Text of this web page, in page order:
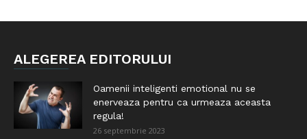
ALEGEREA EDITORULUI
Oamenii inteligenti emotional nu se
enerveaza pentru ca urmeaza aceasta
regula!
26 septembrie 2023